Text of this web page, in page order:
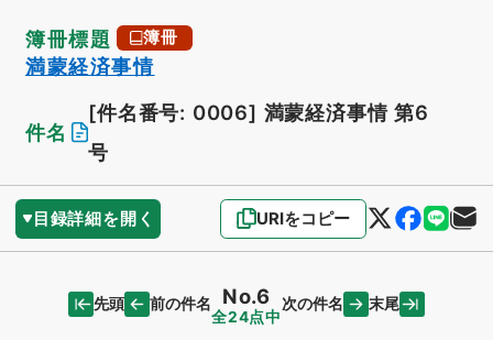
簿冊標題 簿冊
満蒙経済事情
件名
[件名番号: 0006] 満蒙経済事情 第6
号
目録詳細を開く URIをコピー
先頭 前の件名 No.6
全24点中
次の件名 末尾